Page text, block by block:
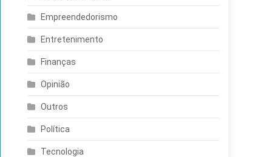
Empreendedorismo
Entretenimento
Finanças
Opinião
Outros
Política
Tecnologia